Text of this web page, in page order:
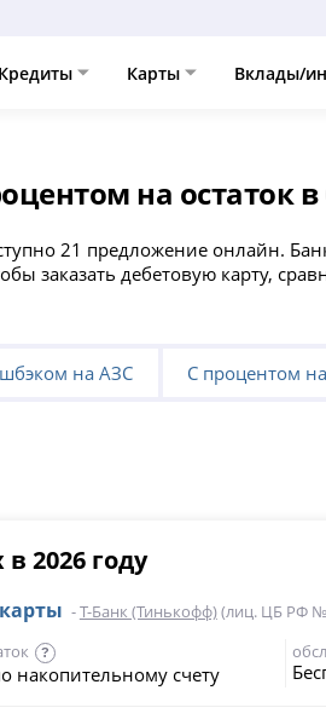
Кредиты Карты Вклады/
на остаток в
21 предложение онлайн.
заказать дебетовую карту,
на АЗС С процентом
2026 году
-Т-Банк (Тинькофф)(лиц. ЦБ РФ
?
накопительному счету